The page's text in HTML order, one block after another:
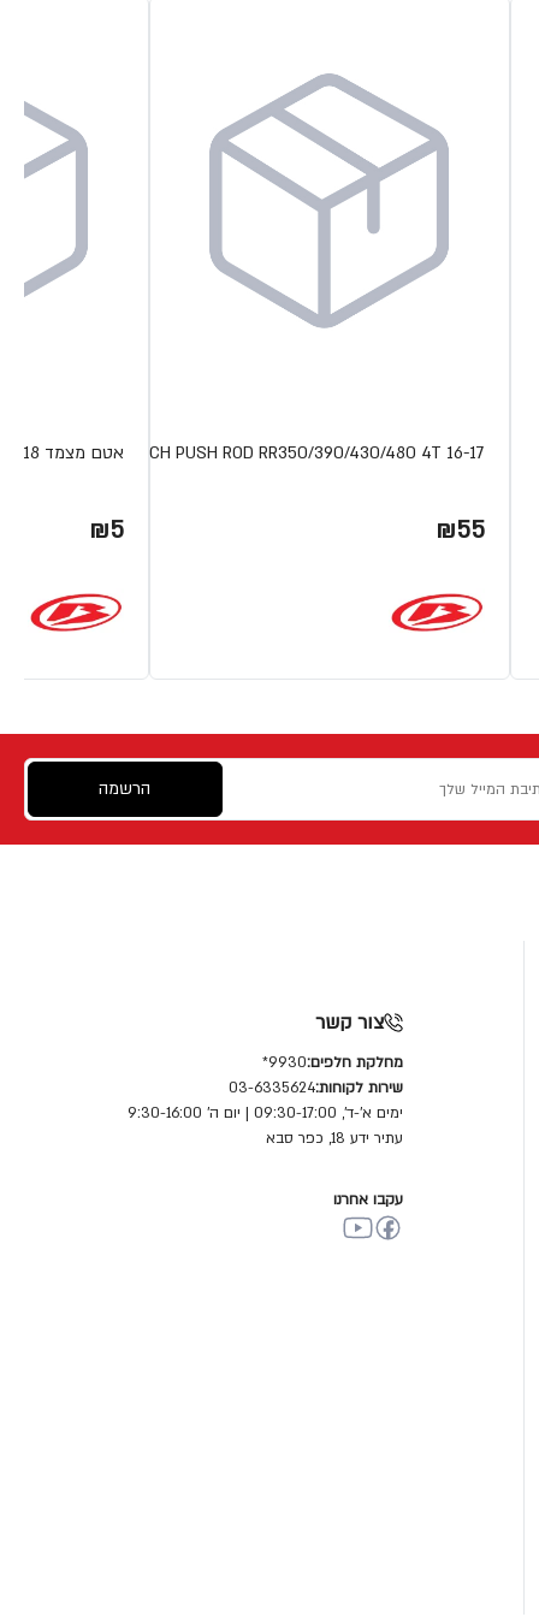
CLUTCH PUSH ROD RR350/390/430/480 4T 16-17
₪55
אטם מצמד XTRAINER 18
₪5
הרשמה
צור קשר
מחלקת חלפים:9930*
שירות לקוחות:03-6335624
ימים א'-ד', 09:30-17:00 | יום ה' 9:30-16:00
עתיר ידע 18, כפר סבא
עקבו אחרנו